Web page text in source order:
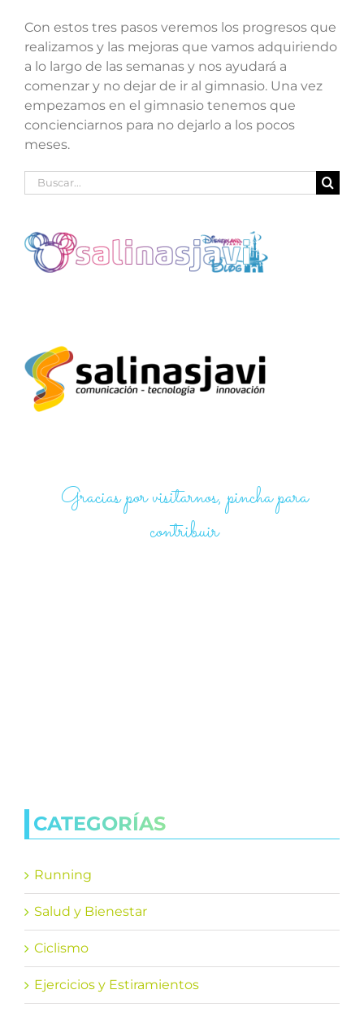
Con estos tres pasos veremos los progresos que
realizamos y las mejoras que vamos adquiriendo
a lo largo de las semanas y nos ayudará a
comenzar y no dejar de ir al gimnasio. Una vez
empezamos en el gimnasio tenemos que
concienciarnos para no dejarlo a los pocos
meses.
Buscar:
Gracias por visitarnos, pincha para
contribuir
CATEGORÍAS
Running
Salud y Bienestar
Ciclismo
Ejercicios y Estiramientos